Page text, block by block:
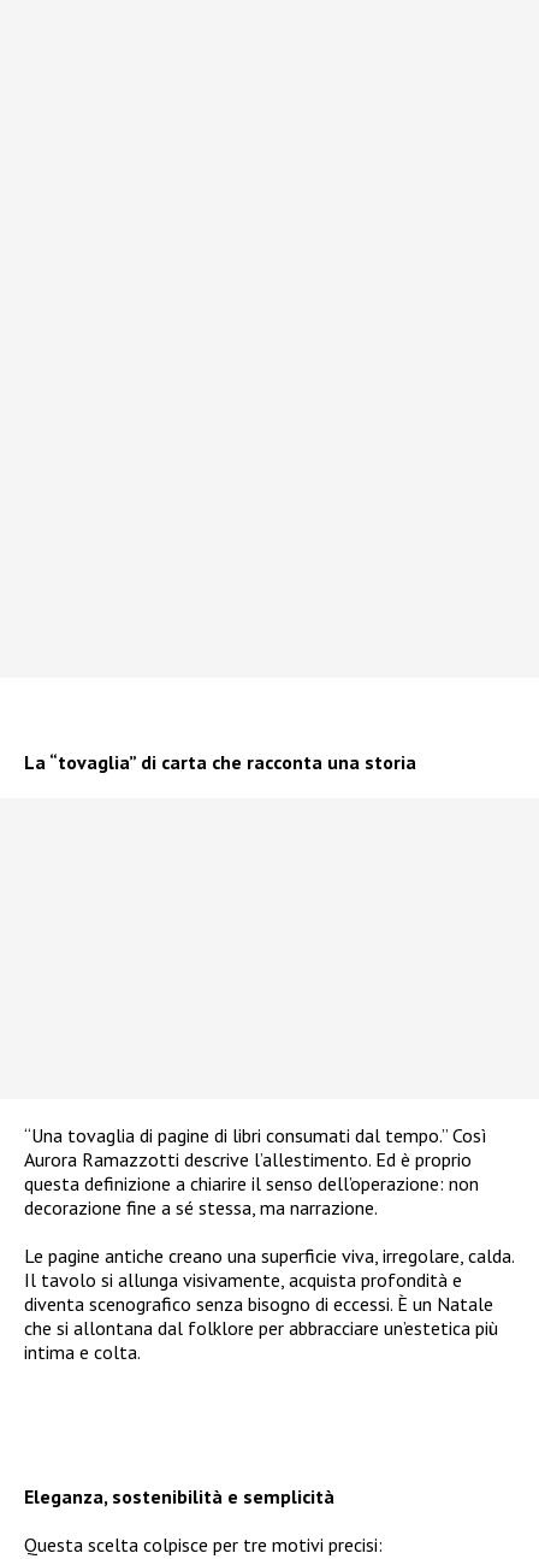
La “tovaglia” di carta che racconta una storia
“Una tovaglia di pagine di libri consumati dal tempo.” Così
Aurora Ramazzotti descrive l’allestimento. Ed è proprio
questa definizione a chiarire il senso dell’operazione: non
decorazione fine a sé stessa, ma narrazione.
Le pagine antiche creano una superficie viva, irregolare, calda.
Il tavolo si allunga visivamente, acquista profondità e
diventa scenografico senza bisogno di eccessi. È un Natale
che si allontana dal folklore per abbracciare un’estetica più
intima e colta.
Eleganza, sostenibilità e semplicità
Questa scelta colpisce per tre motivi precisi: